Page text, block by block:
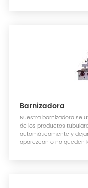
Barnizadora
Nuestra barnizadora se
de los productos
automáticamente y
aparezcan o no queden